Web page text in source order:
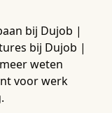
bij Dujob |
bij Dujob |
weten
voor werk